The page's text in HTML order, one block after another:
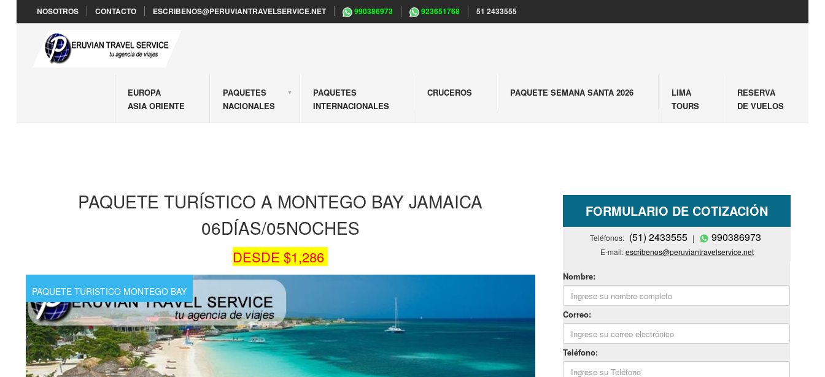
NOSOTROS CONTACTO ESCRIBENOS@PERUVIANTRAVELSERVICE.NET 990386973 923651768 51 2433555
EUROPA
ASIA ORIENTE
PAQUETES
NACIONALES
PAQUETES
INTERNACIONALES
CRUCEROS PAQUETE SEMANA SANTA 2026
LIMA
TOURS
RESERVA
DE VUELOS
PAQUETE TURÍSTICO A MONTEGO BAY JAMAICA
06DÍAS/05NOCHES
DESDE $1,286
PAQUETE TURISTICO MONTEGO BAY
FORMULARIO DE COTIZACIÓN
Teléfonos: (51) 2433555 | 990386973
E-mail:escribenos@peruviantravelservice.net